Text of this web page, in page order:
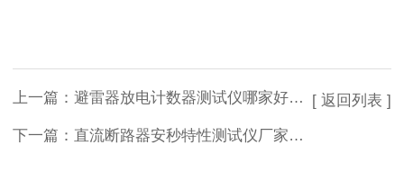
上一篇： 避雷器放电计数器测试仪哪家好？探析武汉特高压测试仪的解决之道
下一篇： 直流断路器安秒特性测试仪厂家排名：验证直流系统保护的选择性“天窗”
[ 返回列表 ]